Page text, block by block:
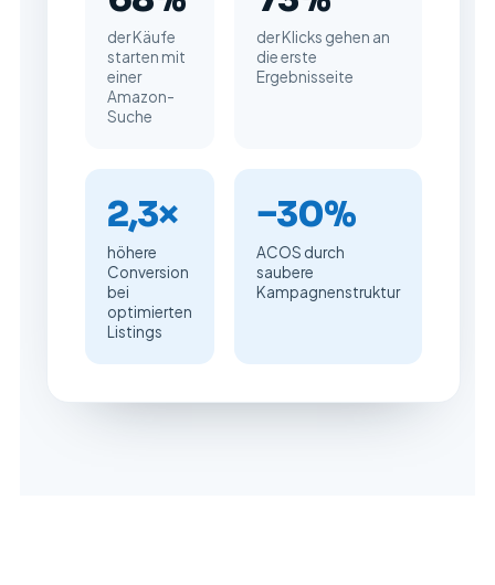
der Käufe
starten mit
einer
Amazon-
Suche
der Klicks gehen an
die erste
Ergebnisseite
2,3×
höhere
Conversion
bei
optimierten
Listings
−30%
ACOS durch
saubere
Kampagnenstruktur